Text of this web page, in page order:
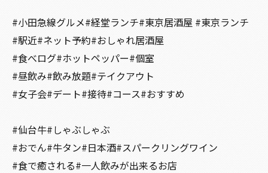
#小田急線グルメ#経堂ランチ#東京居酒屋 #東京ランチ
#駅近#ネット予約#おしゃれ居酒屋
#食べログ#ホットペッパー#個室
#昼飲み#飲み放題#テイクアウト
#女子会#デート#接待#コース#おすすめ
#仙台牛#しゃぶしゃぶ
#おでん#牛タン#日本酒#スパークリングワイン
#食で癒される#一人飲みが出来るお店